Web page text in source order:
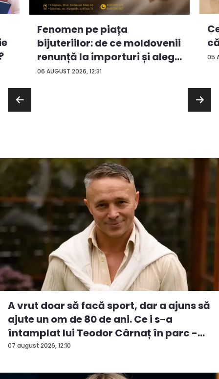
06 AUGUST 2026, 12:31
Fenomen pe piața
bijuteriilor: de ce moldovenii
renunță la importuri și aleg
...
05
07 august 2026, 12:10
A vrut doar să facă sport, dar a ajuns să
ajute un om de 80 de ani. Ce i s-a
întamplat lui Teodor Cârnaț în parc -
V...